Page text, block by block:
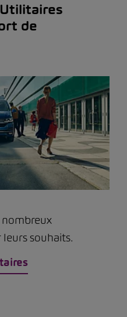
de
nombreux
leurs souhaits.